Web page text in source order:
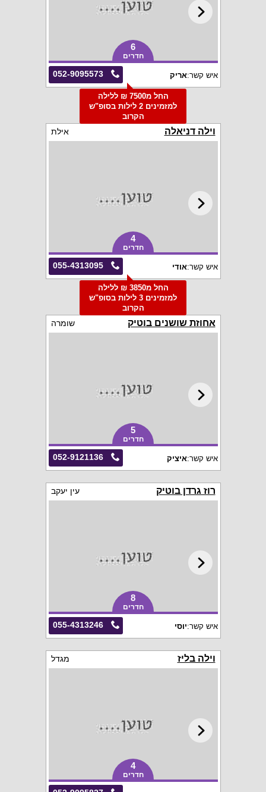
6
חדרים
052-9095573 איש קשר:אריק
החל מ7500 ₪ ללילה
למזמינים 2 לילות בסופ"ש
הקרוב
וילה דניאלה אילת
4
חדרים
055-4313095 איש קשר:אודי
החל מ3850 ₪ ללילה
למזמינים 3 לילות בסופ"ש
הקרוב
אחוזת שושנים בוטיק שומרה
5
חדרים
052-9121136 איש קשר:איציק
רוז גרדן בוטיק עין יעקב
8
חדרים
055-4313246 איש קשר:יוסי
וילה בליז מגדל
4
חדרים